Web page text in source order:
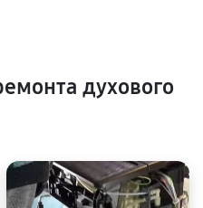
духового